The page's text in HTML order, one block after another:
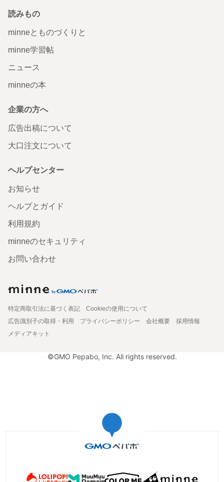
読みもの
minneとものづくりと
minne学習帖
ニュース
minneの本
企業の方へ
広告出稿について
大口注文について
ヘルプセンター
お知らせ
ヘルプとガイド
利用規約
minneのセキュリティ
お問い合わせ
特定商取引法に基づく表記
Cookieの使用について
広告識別子の取得・利用
プライバシーポリシー 会社概要
採用情報
メディアキット
©GMO Pepabo, Inc. All rights reserved.